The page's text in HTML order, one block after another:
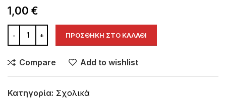
1,00 €
ΠΡΟΣΘΉΚΗ ΣΤΟ ΚΑΛΆΘΙ
Compare Add to wishlist
Κατηγορία: Σχολικά